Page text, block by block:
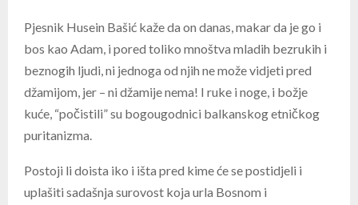
Pjesnik Husein Bašić kaže da on danas, makar da je go i
bos kao Adam, i pored toliko mnoštva mladih bezrukih i
beznogih ljudi, ni jednoga od njih ne može vidjeti pred
džamijom, jer – ni džamije nema! I ruke i noge, i božje
kuće, “počistili” su bogougodnici balkanskog etničkog
puritanizma.
Postoji li doista iko i išta pred kime će se postidjeli i
uplašiti sadašnja surovost koja urla Bosnom i